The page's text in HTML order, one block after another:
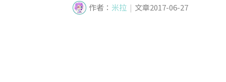
作者： 米拉 | 文章2017-06-27